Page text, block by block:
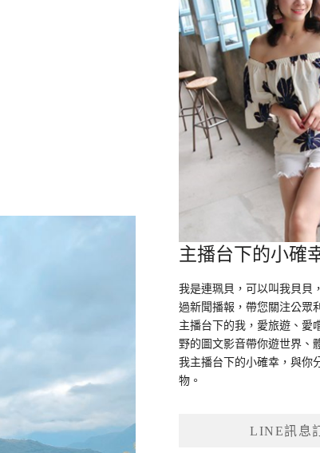
主播台下的小確
我是連珮貝，可以叫我貝貝
過新聞播報，帶您關注公眾
主播台下的我，愛旅遊、愛
野的圖文影音帶你遊世界、
我主播台下的小確幸，與你
物。
LINE訊息